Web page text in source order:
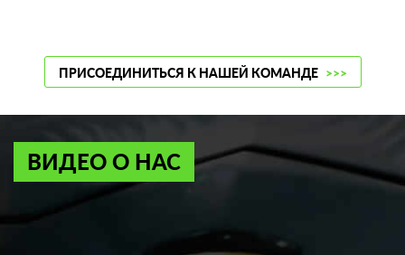
ПРИСОЕДИНИТЬСЯ К НАШЕЙ КОМАНДЕ >>>
ВИДЕО О НАС